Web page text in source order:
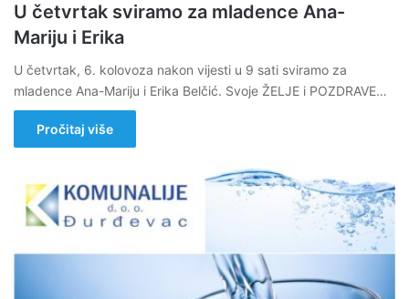
U četvrtak sviramo za mladence Ana-
Mariju i Erika
U četvrtak, 6. kolovoza nakon vijesti u 9 sati sviramo za
mladence Ana-Mariju i Erika Belčić. Svoje ŽELJE i POZDRAVE…
Pročitaj više